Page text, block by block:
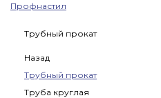
Профнастил
Трубный прокат
Назад
Трубный прокат
Труба круглая